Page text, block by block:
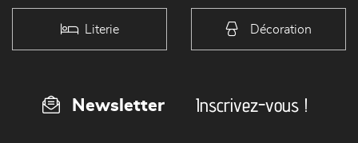
Literie Décoration
Newsletter Inscrivez-vous !